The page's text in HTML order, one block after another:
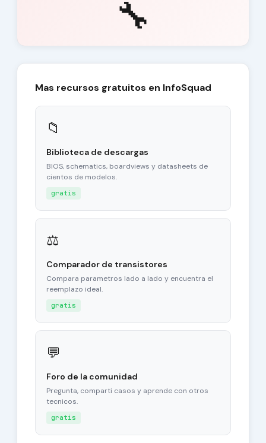
🔧
Mas recursos gratuitos en InfoSquad
📁
Biblioteca de descargas
BIOS, schematics, boardviews y datasheets de
cientos de modelos.
gratis
⚖
Comparador de transistores
Compara parametros lado a lado y encuentra el
reemplazo ideal.
gratis
💬
Foro de la comunidad
Pregunta, comparti casos y aprende con otros
tecnicos.
gratis